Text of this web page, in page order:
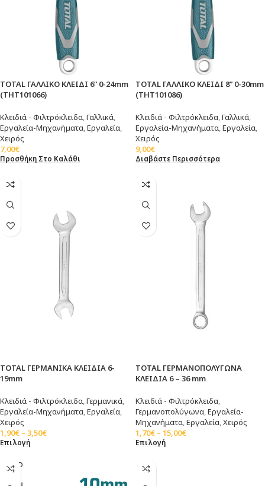
TOTAL ΓΑΛΛΙΚΟ ΚΛΕΙΔΙ 6” 0-24mm
(THT101066)
Κλειδιά - Φιλτρόκλειδα,Γαλλικά,
Εργαλεία-Μηχανήματα,Εργαλεία,
Χειρός
7,00€
Προσθήκη Στο Καλάθι
TOTAL ΓΑΛΛΙΚΟ ΚΛΕΙΔΙ 8” 0-30mm
(THT101086)
Κλειδιά - Φιλτρόκλειδα,Γαλλικά,
Εργαλεία-Μηχανήματα,Εργαλεία,
Χειρός
9,00€
Διαβάστε Περισσότερα
TOTAL ΓΕΡΜΑΝΙΚΑ ΚΛΕΙΔΙΑ 6-
19mm
Κλειδιά - Φιλτρόκλειδα,Γερμανικά,
Εργαλεία-Μηχανήματα,Εργαλεία,
Χειρός
1,90€ – 3,50€
Επιλογή
TOTAL ΓΕΡΜΑΝΟΠΟΛΥΓΩΝΑ
ΚΛΕΙΔΙΑ 6 – 36 mm
Κλειδιά - Φιλτρόκλειδα,
Γερμανοπολύγωνα,Εργαλεία-
Μηχανήματα,Εργαλεία,Χειρός
1,70€ – 15,00€
Επιλογή
SOLD
OUT